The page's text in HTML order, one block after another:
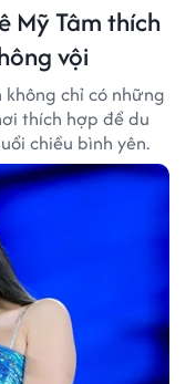
Mỹ Tâm thích
vội
chỉ có những
thích hợp để du
chiều bình yên.